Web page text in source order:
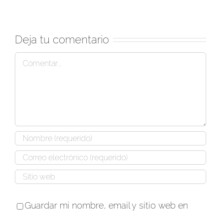
Deja tu comentario
Comentar
Guardar mi nombre, email y sitio web en